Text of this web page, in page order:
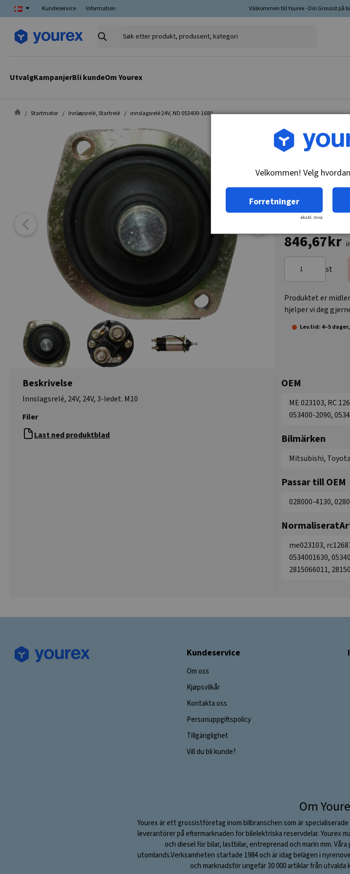
Kundeservice Information Välkommen till Yourex - Din Grossist på
Søk
kategori
UtvalgKampanjerBli kundeOm Yourex
Startmotor Innløpsrelé, Startrelé innslagsrelé 24V, ND 053400-1680
Varenr.: 12-251-2168
846,67kr
st
Produktet er
hjelper vi deg
Lev.tid: 4–5
Beskrivelse
Innslagsrelé, 24V, 24V, 3-ledet. M10
Filer
Last ned produktblad
OEM
ME 023103, RC
053400-2090,
Bilmärken
Mitsubishi, Toyota
Passar till OEM
028000-4130,
me023103,
0534001630,
2815066011,
Kundeservice
Om oss
Kjøpsvilkår
Kontakta oss
Personuppgiftspolicy
Tillgänglighet
Vill du bli kunde?
Om
Yourex är ett grossistföretag inom bilbranschen som är
leverantörer på eftermarknaden för bilelektriska reservdelar. Yourex
och diesel för bilar, lastbilar, entreprenad och marin mm.
utomlands.Verksamheten startade 1984 och är idag belägen i
och marknadsför ungefär 30 000 artiklar från
Velkommen! Velg
Forretninger
ekskl. mva